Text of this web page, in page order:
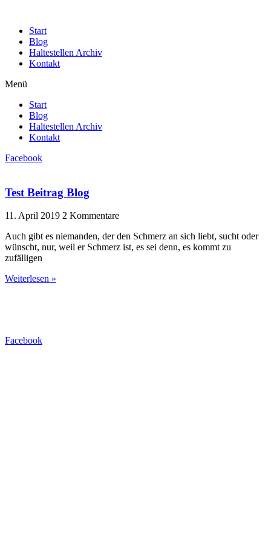
Start
Blog
Haltestellen Archiv
Kontakt
Menü
Start
Blog
Haltestellen Archiv
Kontakt
Facebook
Test Beitrag Blog
11. April 2019 2 Kommentare
Auch gibt es niemanden, der den Schmerz an sich liebt, sucht oder
wünscht, nur, weil er Schmerz ist, es sei denn, es kommt zu
zufälligen
Weiterlesen »
Facebook